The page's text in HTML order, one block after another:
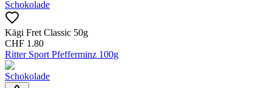
Schokolade
Kägi Fret Classic 50g
CHF 1.80
Ritter Sport Pfefferminz 100g
Schokolade